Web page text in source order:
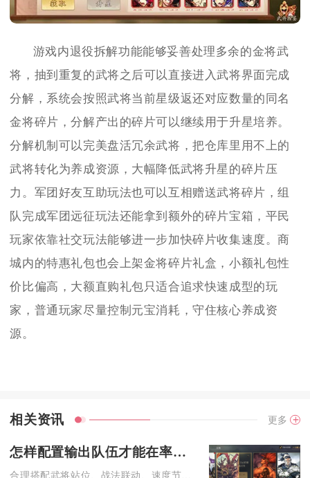
游戏内退役拆解功能能够妥善处理多余的金将武
将，抽到重复的武将之后可以直接进入武将界面完成
分解，系统会按照武将当前星级返还对应数量的同名
金将碎片，分解产出的碎片可以继续用于升星培养。
分解机制可以完美盘活冗余武将，把仓库里用不上的
武将转化为养成资源，大幅降低武将升星的碎片压
力。军团好友互助玩法也可以互相赠送武将碎片，组
队完成军团远征玩法还能拿到额外的碎片宝箱，平民
玩家依靠社交玩法能够进一步加快碎片收集速度。商
城内的特惠礼包也会上架金将碎片礼盒，小额礼包性
价比偏高，大额直购礼包只适合追求快速成型的玩
家，普通玩家尽量控制元宝消耗，守住核心养成资
源。
相关资讯 更多
怎样配置输出队伍才能在率土之滨中表现出色